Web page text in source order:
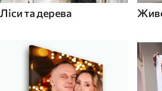
Ліси та дерева